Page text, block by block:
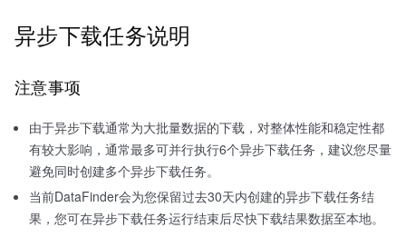
异步下载任务说明
注意事项
由于异步下载通常为大批量数据的下载，对整体性能和稳定性都
有较大影响，通常最多可并行执行6个异步下载任务，建议您尽量
避免同时创建多个异步下载任务。
当前DataFinder会为您保留过去30天内创建的异步下载任务结
果，您可在异步下载任务运行结束后尽快下载结果数据至本地。